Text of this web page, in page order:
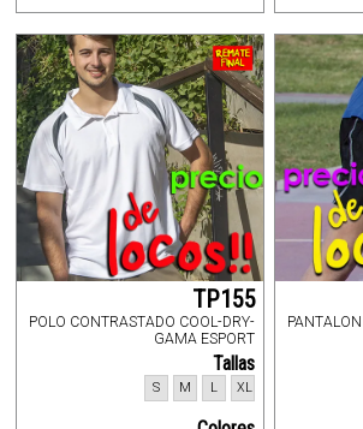
TP155
POLO CONTRASTADO COOL-DRY-
GAMA ESPORT
Tallas
XL
L
M
S